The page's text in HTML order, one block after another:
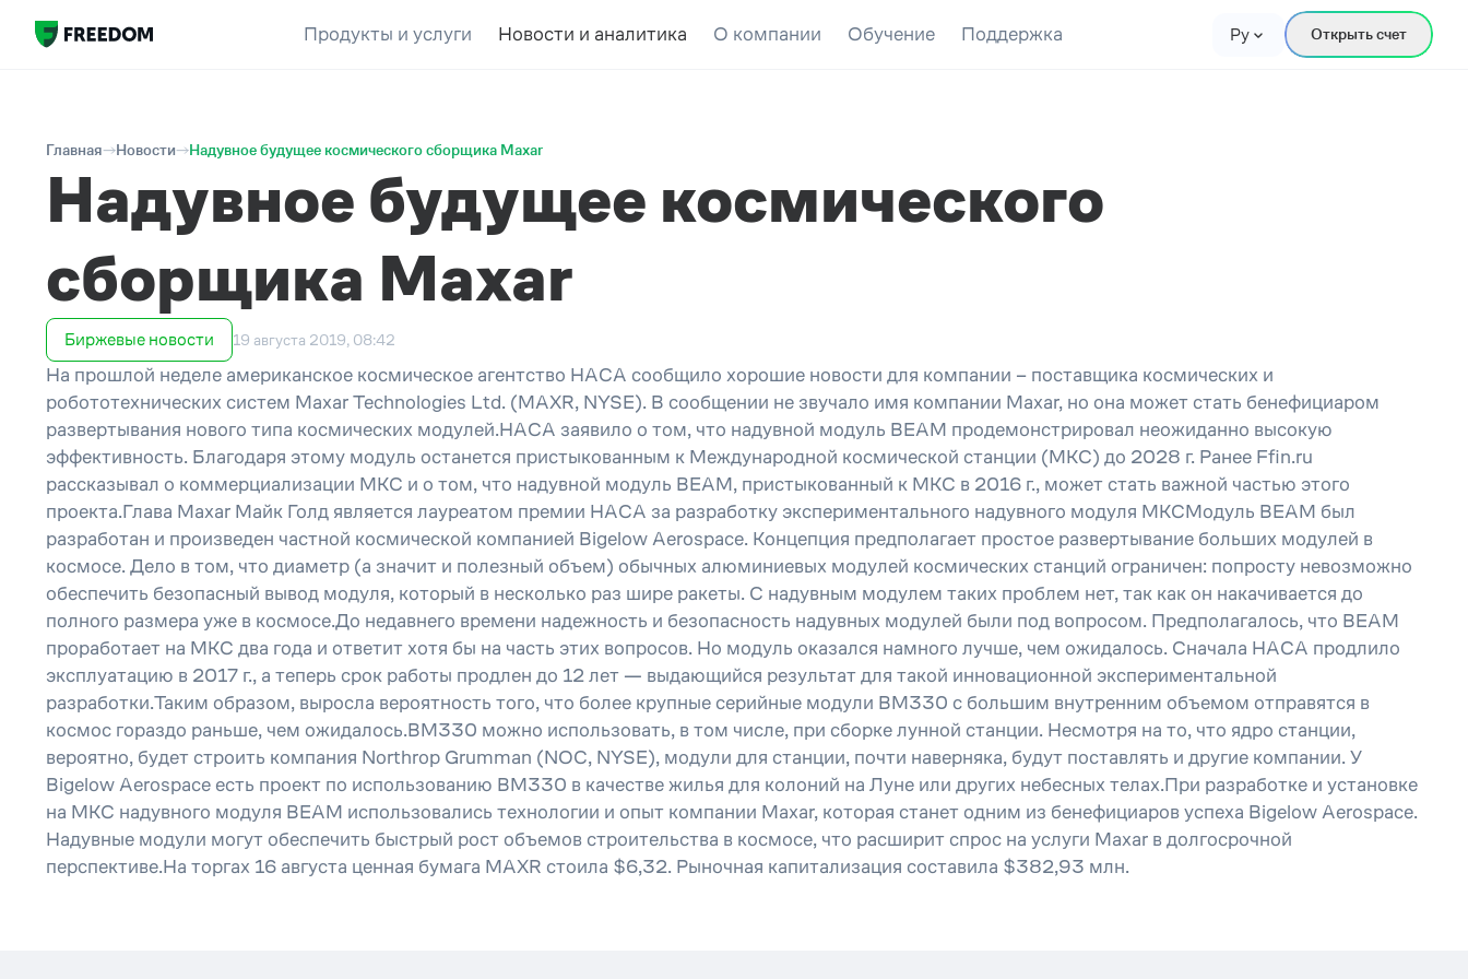
Продукты и услуги Новости и аналитика О компании Обучение Поддержка Ру Открыть счет
Главная Новости Надувное будущее космического сборщика Maxar
Надувное будущее космического
сборщика Maxar
Биржевые новости 19 августа 2019, 08:42
На прошлой неделе американское космическое агентство НАСА сообщило хорошие новости для компании – поставщика космических и
робототехнических систем Maxar Technologies Ltd. (MAXR, NYSE). В сообщении не звучало имя компании Maxar, но она может стать бенефициаром
развертывания нового типа космических модулей.НАСА заявило о том, что надувной модуль BEAM продемонстрировал неожиданно высокую
эффективность. Благодаря этому модуль останется пристыкованным к Международной космической станции (МКС) до 2028 г. Ранее Ffin.ru
рассказывал о коммерциализации МКС и о том, что надувной модуль BEAM, пристыкованный к МКС в 2016 г., может стать важной частью этого
проекта.Глава Maxar Майк Голд является лауреатом премии НАСА за разработку экспериментального надувного модуля МКСМодуль BEAM был
разработан и произведен частной космической компанией Bigelow Aerospace. Концепция предполагает простое развертывание больших модулей в
космосе. Дело в том, что диаметр (а значит и полезный объем) обычных алюминиевых модулей космических станций ограничен: попросту невозможно
обеспечить безопасный вывод модуля, который в несколько раз шире ракеты. С надувным модулем таких проблем нет, так как он накачивается до
полного размера уже в космосе.До недавнего времени надежность и безопасность надувных модулей были под вопросом. Предполагалось, что BEAM
проработает на МКС два года и ответит хотя бы на часть этих вопросов. Но модуль оказался намного лучше, чем ожидалось. Сначала НАСА продлило
эксплуатацию в 2017 г., а теперь срок работы продлен до 12 лет — выдающийся результат для такой инновационной экспериментальной
разработки.Таким образом, выросла вероятность того, что более крупные серийные модули BM330 с большим внутренним объемом отправятся в
космос гораздо раньше, чем ожидалось.BM330 можно использовать, в том числе, при сборке лунной станции. Несмотря на то, что ядро станции,
вероятно, будет строить компания Northrop Grumman (NOC, NYSE), модули для станции, почти наверняка, будут поставлять и другие компании. У
Bigelow Aerospace есть проект по использованию BM330 в качестве жилья для колоний на Луне или других небесных телах.При разработке и установке
на МКС надувного модуля BEAM использовались технологии и опыт компании Maxar, которая станет одним из бенефициаров успеха Bigelow Aerospace.
Надувные модули могут обеспечить быстрый рост объемов строительства в космосе, что расширит спрос на услуги Maxar в долгосрочной
перспективе.На торгах 16 августа ценная бумага MAXR стоила $6,32. Рыночная капитализация составила $382,93 млн.